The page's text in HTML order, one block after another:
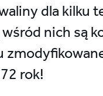
dla kilku
nich są
rok!